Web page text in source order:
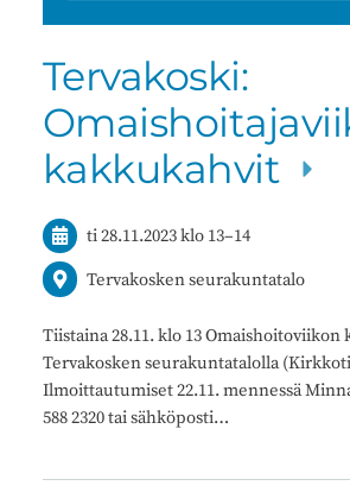
Tervakoski:
kakkukahvit
ti 28.11.2023klo 13–14
Tervakosken seurakuntatalo
Tiistaina 28.11. klo 13
Tervakosken seurakuntatalolla
Ilmoittautumiset 22.11. mennessä
588 2320 tai sähköposti…